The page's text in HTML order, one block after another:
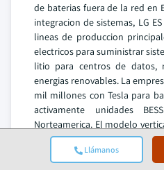
Llámanos
de baterias fuera de la red en
integracion de sistemas, LG
lineas de produccion
electricos para suministrar
litio para centros de datos,
energias renovables. La
mil millones con Tesla para
activamente unidades
Norteamerica. El modelo
modulos avanzados de LFP
fuera de la red para uso